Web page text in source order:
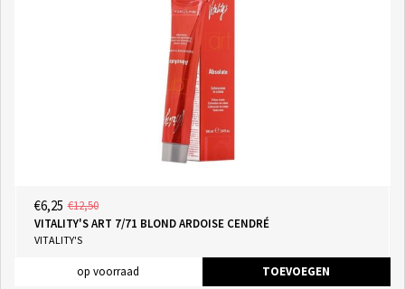
€6,25 €12,50
VITALITY'S ART 7/71 BLOND ARDOISE CENDRÉ
VITALITY'S
op voorraad TOEVOEGEN